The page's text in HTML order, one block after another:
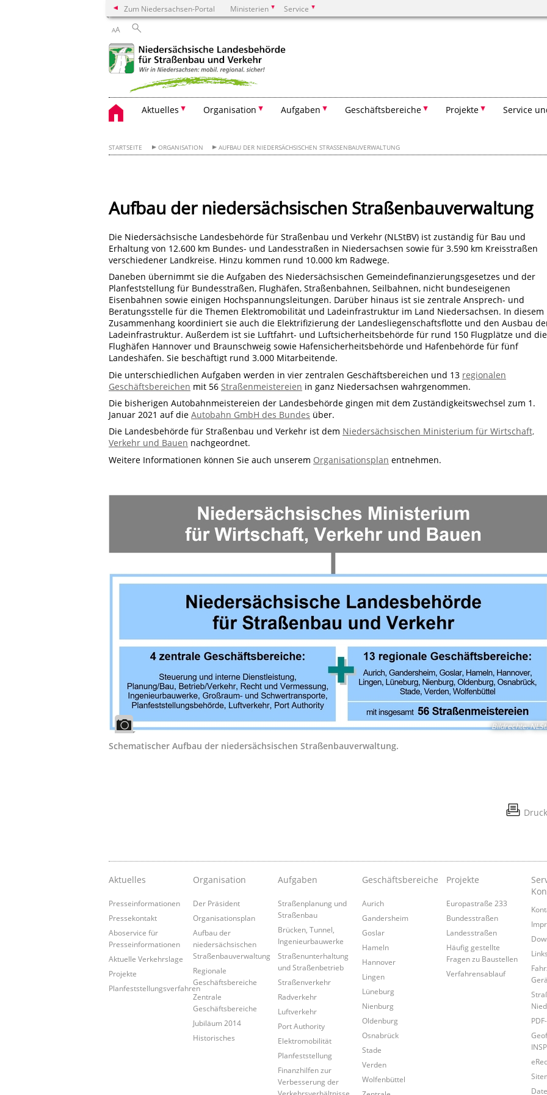
Zum Niedersachsen-Portal Ministerien Service
AA
Aktuelles Organisation Aufgaben Geschäftsbereiche Projekte Service
STARTSEITE ORGANISATION AUFBAU DER NIEDERSÄCHSISCHEN STRASSENBAUVERWALTUNG
Aufbau der niedersächsischen Straßenbauverwaltung
Die Niedersächsische Landesbehörde für Straßenbau und Verkehr (NLStBV) ist zuständig für Bau und
Erhaltung von 12.600 km Bundes- und Landesstraßen in Niedersachsen sowie für 3.590 km Kreisstraßen
verschiedener Landkreise. Hinzu kommen rund 10.000 km Radwege.
Daneben übernimmt sie die Aufgaben des Niedersächsischen Gemeindefinanzierungsgesetzes und der
Planfeststellung für Bundesstraßen, Flughäfen, Straßenbahnen, Seilbahnen, nicht bundeseigenen
Eisenbahnen sowie einigen Hochspannungsleitungen. Darüber hinaus ist sie zentrale Ansprech- und
Beratungsstelle für die Themen Elektromobilität und Ladeinfrastruktur im Land Niedersachsen. In diesem
Zusammenhang koordiniert sie auch die Elektrifizierung der Landesliegenschaftsflotte und den Ausbau
Ladeinfrastruktur. Außerdem ist sie Luftfahrt- und Luftsicherheitsbehörde für rund 150 Flugplätze und die
Flughäfen Hannover und Braunschweig sowie Hafensicherheitsbehörde und Hafenbehörde für fünf
Landeshäfen. Sie beschäftigt rund 3.000 Mitarbeitende.
Die unterschiedlichen Aufgaben werden in vier zentralen Geschäftsbereichen und 13 regionalen
Geschäftsbereichen mit 56 Straßenmeistereien in ganz Niedersachsen wahrgenommen.
Die bisherigen Autobahnmeistereien der Landesbehörde gingen mit dem Zuständigkeitswechsel zum 1.
Januar 2021 auf die Autobahn GmbH des Bundes über.
Die Landesbehörde für Straßenbau und Verkehr ist dem Niedersächsischen Ministerium für Wirtschaft,
Verkehr und Bauen nachgeordnet.
Weitere Informationen können Sie auch unserem Organisationsplan entnehmen.
Bildrechte:
Schematischer Aufbau der niedersächsischen Straßenbauverwaltung.
Aktuelles
Presseinformationen
Pressekontakt
Aboservice für
Presseinformationen
Aktuelle Verkehrslage
Projekte
Planfeststellungsverfahren
Organisation
Der Präsident
Organisationsplan
Aufbau der
niedersächsischen
Straßenbauverwaltung
Regionale
Geschäftsbereiche
Zentrale
Geschäftsbereiche
Jubiläum 2014
Historisches
Aufgaben
Straßenplanung und
Straßenbau
Brücken, Tunnel,
Ingenieurbauwerke
Straßenunterhaltung
und Straßenbetrieb
Straßenverkehr
Radverkehr
Luftverkehr
Port Authority
Elektromobilität
Planfeststellung
Finanzhilfen zur
Verbesserung der
Geschäftsbereiche
Aurich
Gandersheim
Goslar
Hameln
Hannover
Lingen
Lüneburg
Nienburg
Oldenburg
Osnabrück
Stade
Verden
Wolfenbüttel
Projekte
Europastraße 233
Bundesstraßen
Landesstraßen
Häufig gestellte
Fragen zu Baustellen
Verfahrensablauf
Links